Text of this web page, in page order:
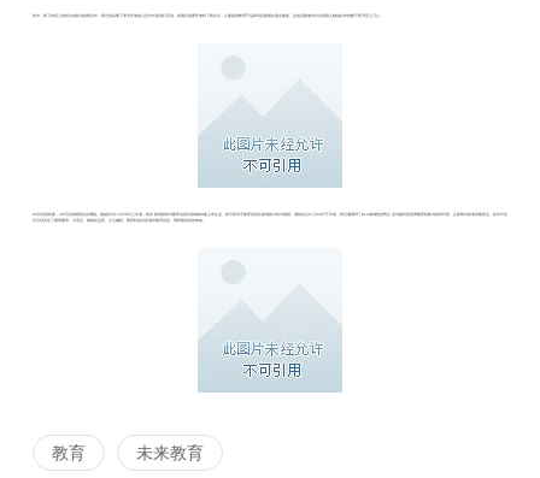
此外，除了内容上的切中实际与趋势以外，我们也采取了更为开放的心态与大家进行互动，将展区免费开放给了观众们，让最新的教育产品和讯息展现在观众眼前，这也直接使得大会现场人数由往年的数千跃升至上万人。
25日议程结束，26日议程精彩还在继续。领袖论坛11月26日上午场，相关政府组织与教育信息化领域的A股上市企业，将分享对于教育信息化领域的分析与展望。领袖论坛11月26日下午场，我们邀请到了K12领域的优秀企业与国外的优秀教育机构与组织代表，让影响与改变持续发生。此外分论
坛分别关注了素质教育、大语文、精细化运营、少儿编程、教育科技以及海外教育信息，同样期待您的来临。
教育 未来教育